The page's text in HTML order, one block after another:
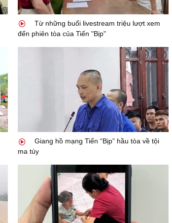
Từ những buổi livestream triệu lượt xem
đến phiên tòa của Tiến "Bịp"
Giang hồ mạng Tiến “Bịp” hầu tòa về tội
ma túy